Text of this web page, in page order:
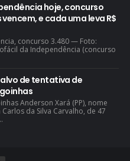
hoje, concurso
e cada uma leva R$
concurso 3.480 — Foto:
da Independência (concurso
alvo de tentativa de
Anderson Xará (PP), nome
da Silva Carvalho, de 47